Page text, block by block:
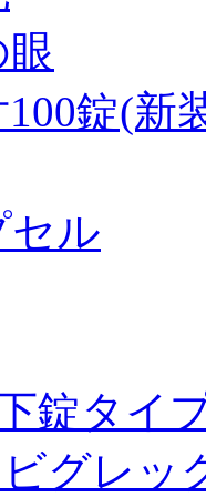
錠(新
セル
タイ
グレッ